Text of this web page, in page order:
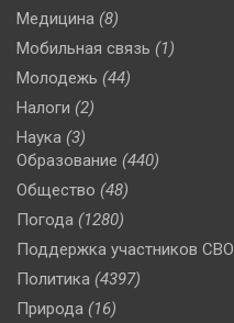
Медицина (8)
Мобильная связь (1)
Молодежь (44)
Налоги (2)
Наука (3)
Образование (440)
Общество (48)
Погода (1280)
Поддержка участников СВО
Политика (4397)
Природа (16)